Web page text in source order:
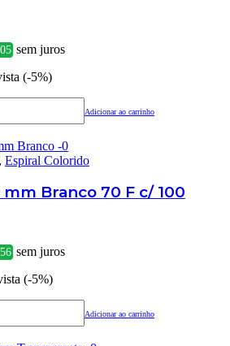
sem juros
(-5%)
Adicionar ao carrinho
Espiral Colorido
mm Branco 70 F c/ 100
sem juros
(-5%)
Adicionar ao carrinho